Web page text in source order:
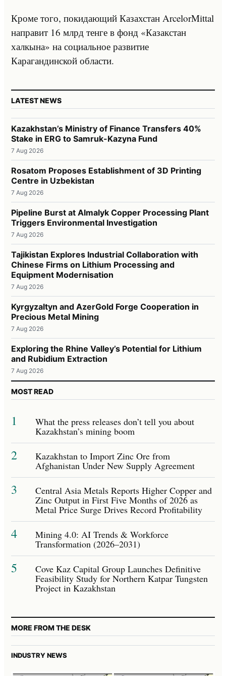
Кроме того, покидающий Казахстан ArcelorMittal
направит 16 млрд тенге в фонд «Казакстан
халкына» на социальное развитие
Карагандинской области.
LATEST NEWS
Kazakhstan’s Ministry of Finance Transfers 40%
Stake in ERG to Samruk-Kazyna Fund
7 Aug 2026
Rosatom Proposes Establishment of 3D Printing
Centre in Uzbekistan
7 Aug 2026
Pipeline Burst at Almalyk Copper Processing Plant
Triggers Environmental Investigation
7 Aug 2026
Tajikistan Explores Industrial Collaboration with
Chinese Firms on Lithium Processing and
Equipment Modernisation
7 Aug 2026
Kyrgyzaltyn and AzerGold Forge Cooperation in
Precious Metal Mining
7 Aug 2026
Exploring the Rhine Valley’s Potential for Lithium
and Rubidium Extraction
7 Aug 2026
MOST READ
1 What the press releases don’t tell you about
Kazakhstan’s mining boom
2 Kazakhstan to Import Zinc Ore from
Afghanistan Under New Supply Agreement
3 Central Asia Metals Reports Higher Copper and
Zinc Output in First Five Months of 2026 as
Metal Price Surge Drives Record Profitability
4 Mining 4.0: AI Trends & Workforce
Transformation (2026–2031)
5 Cove Kaz Capital Group Launches Definitive
Feasibility Study for Northern Katpar Tungsten
Project in Kazakhstan
MORE FROM THE DESK
INDUSTRY NEWS